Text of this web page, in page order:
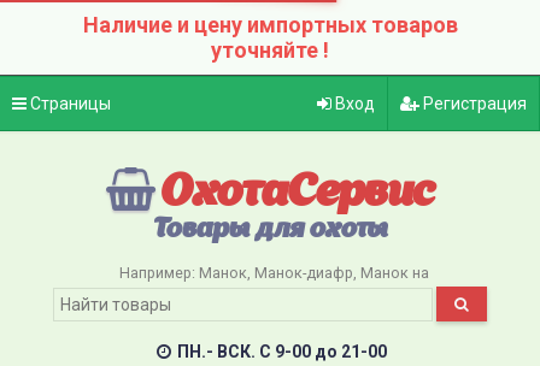
Наличие и цену импортных товаров
уточняйте !
Страницы Вход Регистрация
ОхотаСервис
Товары для охоты
Например: Манок Манок-диафр Манок на
ПН.- ВСК. C 9-00 до 21-00